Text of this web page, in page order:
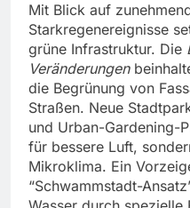
Mit Blick auf
Starkregenereignisse
grüne Infrastruktur. Die
Veränderungen
die Begrünung von
Straßen. Neue
und Urban-Gardening-
für bessere Luft,
Mikroklima. Ein
“Schwammstadt-